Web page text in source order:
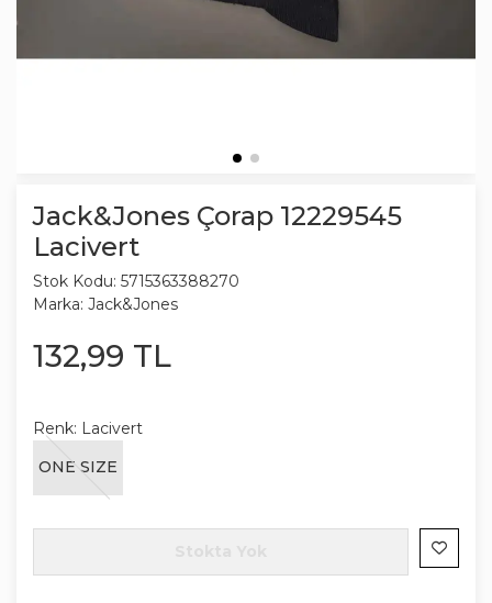
Jack&Jones Çorap 12229545
Lacivert
Stok Kodu: 5715363388270
Marka: Jack&Jones
132,99 TL
Renk: Lacivert
ONE SIZE